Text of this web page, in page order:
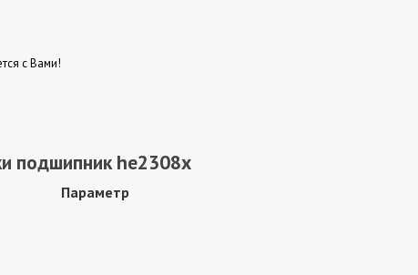
с Вами!
подшипник he2308x
Параметр